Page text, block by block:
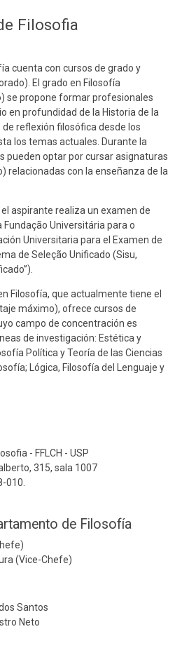
Filosofia
cuenta con cursos de grado y
El grado en Filosofía
se propone formar profesionales
en profundidad de la Historia de la
reflexión filosófica desde los
los temas actuales. Durante la
pueden optar por cursar asignaturas
relacionadas con la enseñanza de la
aspirante realiza un examen de
Universitária para o
Universitaria para el Examen de
de Seleção Unificado (Sisu,
Filosofía, que actualmente tiene el
máximo), ofrece cursos de
campo de concentración es
de investigación: Estética y
Política y Teoría de las Ciencias
Lógica, Filosofía del Lenguaje y
- FFLCH - USP
315, sala 1007
010.
de Filosofía
(Vice-Chefe)
Santos
Neto